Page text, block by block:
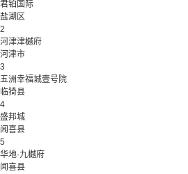
君铂国际
盐湖区
2
河津津樾府
河津市
3
五洲幸福城壹号院
临猗县
4
盛邦城
闻喜县
5
华地·九樾府
闻喜县